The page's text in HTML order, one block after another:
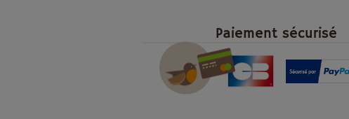
Paiement sécurisé